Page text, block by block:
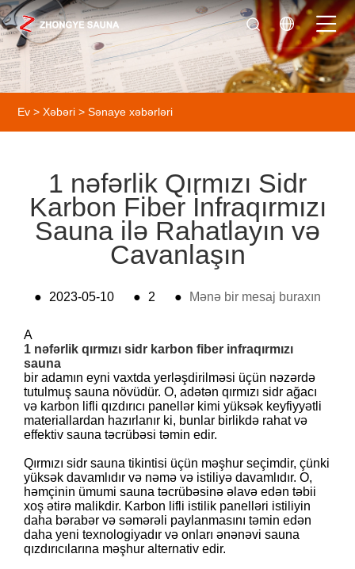
Ev > Xəbəri >Sənaye xəbərləri
1 nəfərlik Qırmızı Sidr
Karbon Fiber İnfraqırmızı
Sauna ilə Rahatlayın və
Cavanlaşın
● 2023-05-10 ● 2 ● Mənə bir mesaj buraxın
A
1 nəfərlik qırmızı sidr karbon fiber infraqırmızı
sauna
bir adamın eyni vaxtda yerləşdirilməsi üçün nəzərdə
tutulmuş sauna növüdür. O, adətən qırmızı sidr ağacı
və karbon lifli qızdırıcı panellər kimi yüksək keyfiyyətli
materiallardan hazırlanır ki, bunlar birlikdə rahat və
effektiv sauna təcrübəsi təmin edir.
Qırmızı sidr sauna tikintisi üçün məşhur seçimdir, çünki
yüksək davamlıdır və nəmə və istiliyə davamlıdır. O,
həmçinin ümumi sauna təcrübəsinə əlavə edən təbii
xoş ətirə malikdir. Karbon lifli istilik panelləri istiliyin
daha bərabər və səmərəli paylanmasını təmin edən
daha yeni texnologiyadır və onları ənənəvi sauna
qızdırıcılarına məşhur alternativ edir.